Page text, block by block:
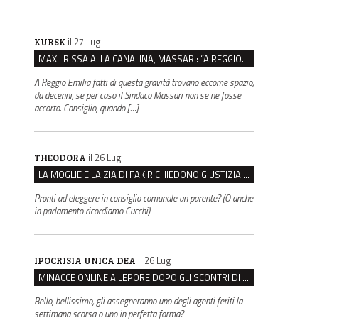
KURSK il 27 Lug
MAXI-RISSA ALLA CANALINA, MASSARI: “A REGGIO FATTI COSÌ GRAVI NON DEVONO TROVARE SPAZIO”
A Reggio Emilia fatti di questa gravità trovano eccome spazio,
da decenni, se per caso il Sindaco Massari non se ne fosse
accorto. Consiglio, quando […]
THEODORA il 26 Lug
LA MOGLIE E LA ZIA DI FAKIR CHIEDONO GIUSTIZIA: “LA SUA MORTE CRIMINE CONTRO L’UMANITÀ”
Pronti ad eleggere in consiglio comunale un parente? (O anche
in parlamento ricordiamo Cucchi)
IPOCRISIA UNICA DEA il 26 Lug
MINACCE ONLINE A LEPORE DOPO GLI SCONTRI DI BOLOGNA, ASSEGNATA LA SCORTA AL SINDACO
Bello, bellissimo, gli assegneranno uno degli agenti feriti la
settimana scorsa o uno in perfetta forma?